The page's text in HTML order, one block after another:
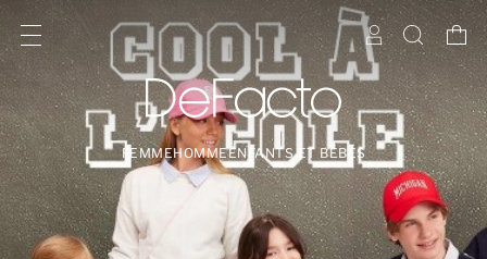
FEMMEHOMMEENFANTS ET BÉBÉS